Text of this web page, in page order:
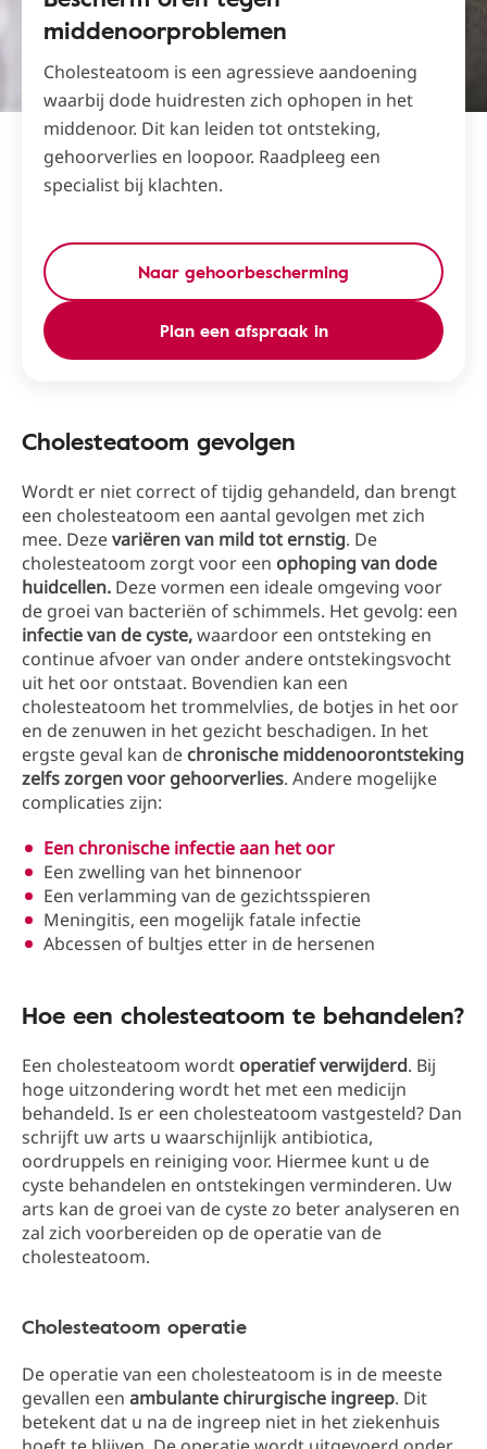
middenoorproblemen
Cholesteatoom is een agressieve aandoening
waarbij dode huidresten zich ophopen in het
middenoor. Dit kan leiden tot ontsteking,
gehoorverlies en loopoor. Raadpleeg een
specialist bij klachten.
Naar gehoorbescherming
Plan een afspraak in
Cholesteatoom gevolgen
Wordt er niet correct of tijdig gehandeld, dan brengt
een cholesteatoom een aantal gevolgen met zich
mee. Dezevariëren van mild tot ernstig. De
cholesteatoom zorgt voor een ophoping van dode
huidcellen. Deze vormen een ideale omgeving voor
de groei van bacteriën of schimmels. Het gevolg: een
infectie van de cyste,waardoor een ontsteking en
continue afvoer van onder andere ontstekingsvocht
uit het oor ontstaat. Bovendien kan een
cholesteatoom het trommelvlies, de botjes in het oor
en de zenuwen in het gezicht beschadigen. In het
ergste geval kan de chronische middenoorontsteking
zelfs zorgen voor gehoorverlies. Andere mogelijke
complicaties zijn:
Een chronische infectie aan het oor
Een zwelling van het binnenoor
Een verlamming van de gezichtsspieren
Meningitis, een mogelijk fatale infectie
Abcessen of bultjes etter in de hersenen
Hoe een cholesteatoom te behandelen?
Een cholesteatoom wordt operatief verwijderd. Bij
hoge uitzondering wordt het met een medicijn
behandeld. Is er een cholesteatoom vastgesteld? Dan
schrijft uw arts u waarschijnlijk antibiotica,
oordruppels en reiniging voor. Hiermee kunt u de
cyste behandelen en ontstekingen verminderen. Uw
arts kan de groei van de cyste zo beter analyseren en
zal zich voorbereiden op de operatie van de
cholesteatoom.
Cholesteatoom operatie
De operatie van een cholesteatoom is in de meeste
gevallen een ambulante chirurgische ingreep. Dit
betekent dat u na de ingreep niet in het ziekenhuis